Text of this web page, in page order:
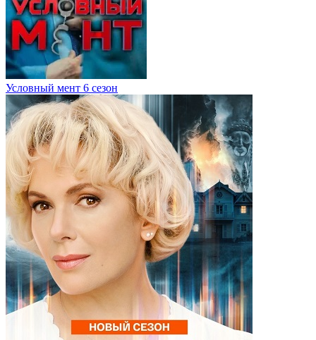
Условный мент 6 сезон